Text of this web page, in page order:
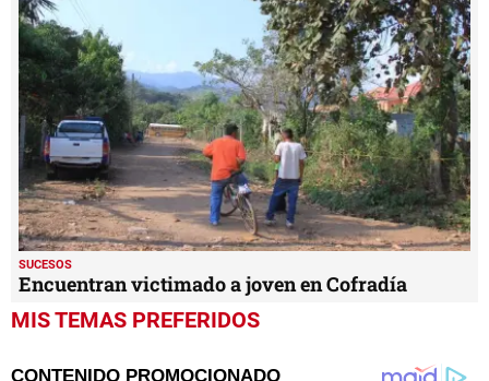
SUCESOS
Encuentran victimado a joven en Cofradía
MIS TEMAS PREFERIDOS